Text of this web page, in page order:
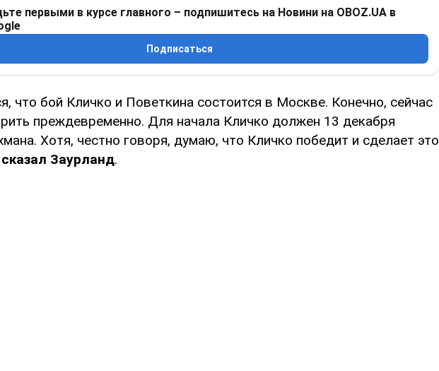
первыми в курсе главного – подпишитесь на Новини на OBOZ.UA в
Подписаться
что бой Кличко и Поветкина состоится в Москве. Конечно, сейчас
преждевременно. Для начала Кличко должен 13 декабря
Хотя, честно говоря, думаю, что Кличко победит и сделает это
сказал Заурланд.